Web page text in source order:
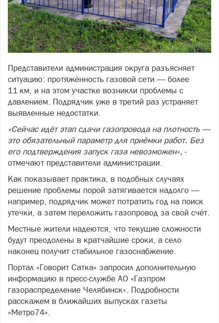
Представители администрация округа разъясняет
ситуацию: протяжённость газовой сети — более
11 км, и на этом участке возникли проблемы с
давлением. Подрядчик уже в третий раз устраняет
выявленные недостатки.
«Сейчас идёт этап сдачи газопровода на плотность —
это обязательный параметр для приёмки работ. Без
его подтверждения запуск газа невозможен», -
отмечают представители администрации.
Как показывает практика, в подобных случаях
решение проблемы порой затягивается надолго —
например, подрядчик может потратить год на поиск
утечки, а затем переложить газопровод за свой счёт.
Местные жители надеются, что текущие сложности
будут преодолены в кратчайшие сроки, а село
наконец получит стабильное газоснабжение.
Портал «Говорит Сатка» запросил дополнительную
информацию в пресс-службе АО «Газпром
газораспределение Челябинск». Подробности
расскажем в ближайших выпусках газеты
«Метро74».